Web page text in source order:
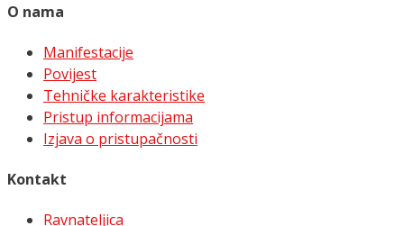
O nama
Manifestacije
Povijest
Tehničke karakteristike
Pristup informacijama
Izjava o pristupačnosti
Kontakt
Ravnateljica